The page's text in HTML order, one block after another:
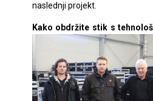
naslednji projekt.
Kako obdržite stik s